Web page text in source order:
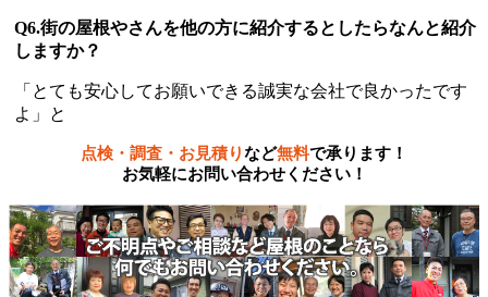
Q6.街の屋根やさんを他の方に紹介するとしたらなんと紹介
しますか？
「とても安心してお願いできる誠実な会社で良かったです
よ」と
点検・調査・お見積りなど無料で承ります！
お気軽にお問い合わせください！